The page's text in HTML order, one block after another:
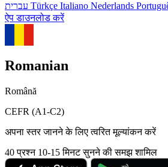
Türkçe Italiano Nederlands
ऐप डाउनलोड करें
Romanian
Română
CEFR (A1-C2)
अपना स्तर जानने के लिए त्वरित मूल्यांकन करें
40 प्रश्न 10-15 मिनटसुनने की समझ शामिल